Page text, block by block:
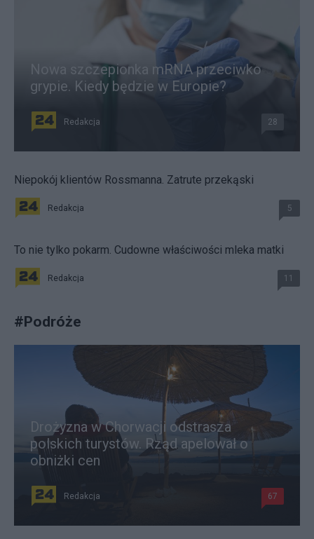
Nowa szczepionka mRNA przeciwko
grypie. Kiedy będzie w Europie?
Redakcja 28
Niepokój klientów Rossmanna. Zatrute przekąski
Redakcja 5
To nie tylko pokarm. Cudowne właściwości mleka matki
Redakcja 11
#Podróże
Drożyzna w Chorwacji odstrasza
polskich turystów. Rząd apelował o
obniżki cen
Redakcja 67